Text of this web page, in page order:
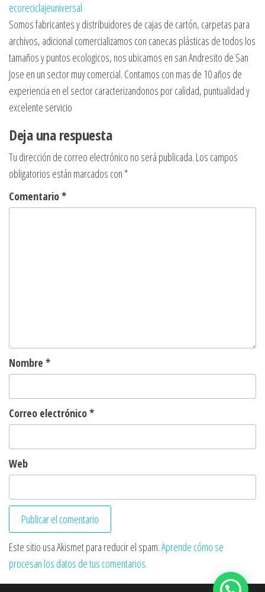
ecoreciclajeuniversal
Somos fabricantes y distribuidores de cajas de cartón, carpetas para
archivos, adicional comercializamos con canecas plásticas de todos los
tamaños y puntos ecologicos, nos ubicamos en san Andresito de San
Jose en un sector muy comercial. Contamos con mas de 10 años de
experiencia en el sector caracterizandonos por calidad, puntualidad y
excelente servicio
Deja una respuesta
Tu dirección de correo electrónico no será publicada. Los campos
obligatorios están marcados con *
Comentario*
Nombre *
Correo electrónico*
Web
Este sitio usa Akismet para reducir el spam.Aprende cómo se
procesan los datos de tus comentarios.